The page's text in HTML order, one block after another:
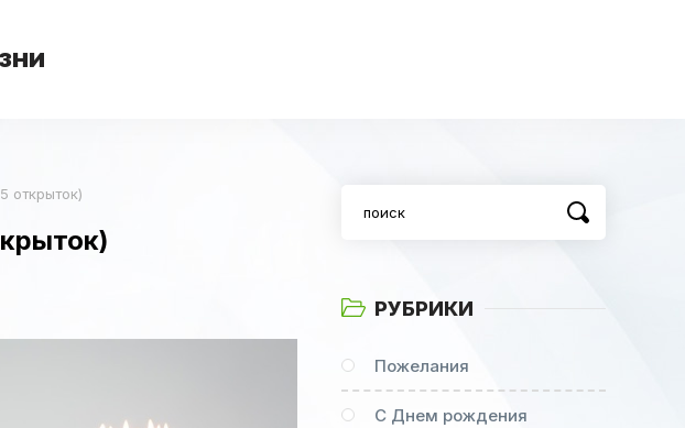
открыток)
РУБРИКИ
Пожелания
С Днем рождения